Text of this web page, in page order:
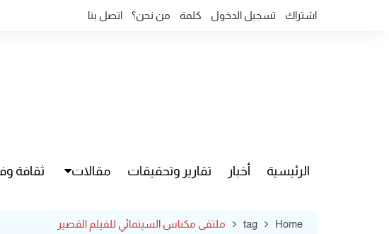
اشتراك تسجيل الدخول كلمة من نحن؟ اتصل بنا
الرئيسية أخبار تقارير وتحقيقات مقالات ثقافة
Home
tag ملتقى مكناس السينمائي للفيلم القصير